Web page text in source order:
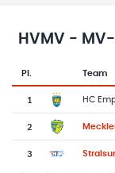
HVMV -
Tabelle mit
Pl.
Team-Logo
Team
1 HC
2
3